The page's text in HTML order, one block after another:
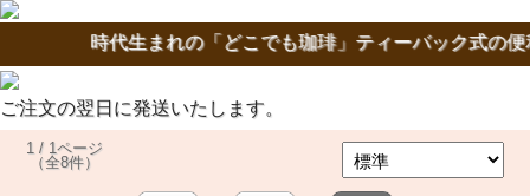
時代生まれの「どこでも珈琲」ティーバック式の便
ご注文の翌日に発送いたします。
1 / 1ページ
（全8件）